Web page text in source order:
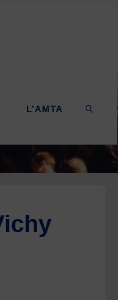
L’AMTA